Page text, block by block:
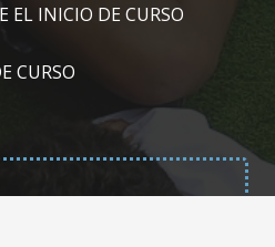
EL INICIO DE CURSO
CURSO